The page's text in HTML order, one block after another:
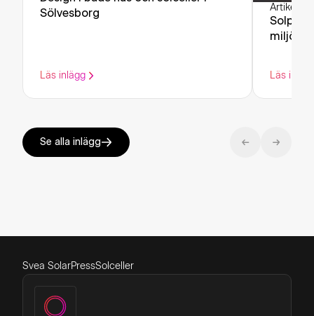
Sölvesborg
Läs inlägg
Artikel
Läs
Se alla inlägg
Svea SolarPressSolceller